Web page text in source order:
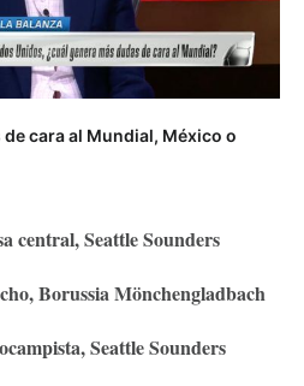
cara al Mundial, México o
central, Seattle Sounders
Borussia Mönchengladbach
Seattle Sounders